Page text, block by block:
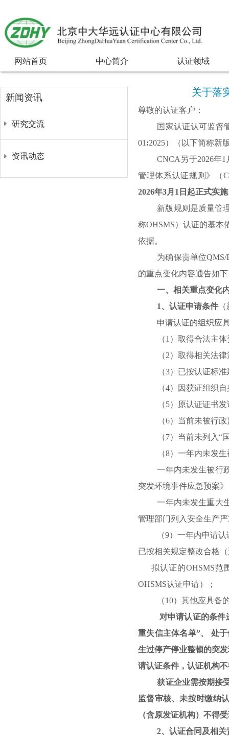
网站首页 中心简介 认证领域
关于落
尊敬的认证客户：
国家认证认可监督
01 :2025）（以下简称新
CNCA另于2026年1
管理体系认证规则》（
2026年3月 1 日起正式实施
新版规则是质量管
称OHSMS）认证的基本
依据。
为确保贵单位QMS/
的重点变化内容通告如
一、相关重点变化
1、认证申请条件 （
申请认证的组织应
（1 ）取得合法主
（2）取得相关法
（3）已按认证标准
（4）因获证组织
（5）原认证证书
（6）当前未被行
（7）当前未列入“
（8）一年内未发
一年内未发生被行
突发环境事件应急预案
一年内未发生重大
管理部门列入安全生产
（9）一年内申请
已按相关规定整改合格
拟认证的OHSMS范
OHSMS认证申请）；
（10）其他应具备
对申请认证的条件
重失信主体名单”、 处
生过停产停业整顿的突
请认证条件，认证机构
获证企业需按期接
监督审核、未按时缴纳
（含原发证机构）不得
2、认证合同及相关
新闻资讯
研究交流
资讯动态